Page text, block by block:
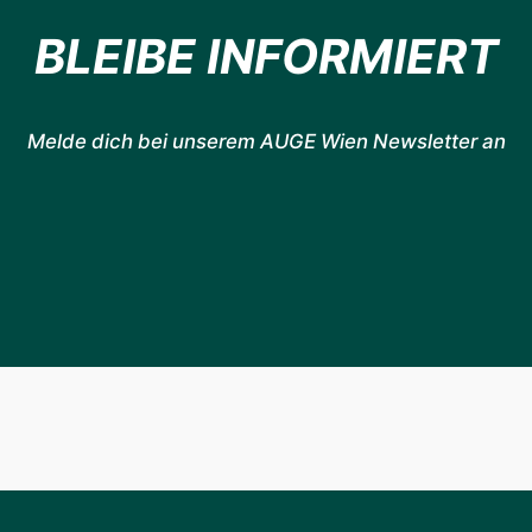
BLEIBE INFORMIERT
Melde dich bei unserem AUGE Wien Newsletter an